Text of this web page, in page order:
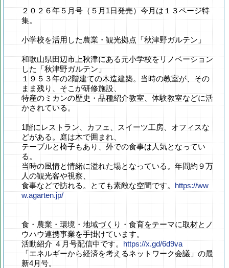
２０２６年５月号（５月1日発売）今月は１３ページ特
集。
小学校を活用した農業・観光拠点「秋津野ガルテン」
和歌山県田辺市上秋津にある元小学校をリノベーション
した「秋津野ガルテン」
１９５３年の2階建ての木造建築。当時の教室が、その
まま残り、そこが研修施設、
特産のミカンの歴史・品種紹介教室、体験教室などに活
かされている。
1階にレストラン、カフェ、スイーツ工房、オフィスな
どがある。庭は木で囲まれ、
テーブルと椅子もあり、外での食事は人気となってい
る。
当時の風情と情緒に溢れた場となっている。年間約９万
人の観光客や視察、
食事などで訪れる。とても素敵な空間です。 https://ww
w.agarten.jp/
食・農業・環境・地域づくり・食育をテーマに取材とノ
ウハウ連携事業を手掛けています。
活動紹介 ４月号配信中です。https://x.gd/6d9va
「エネルギーから経済を考えるネットワーク会議」の最
新4月号。